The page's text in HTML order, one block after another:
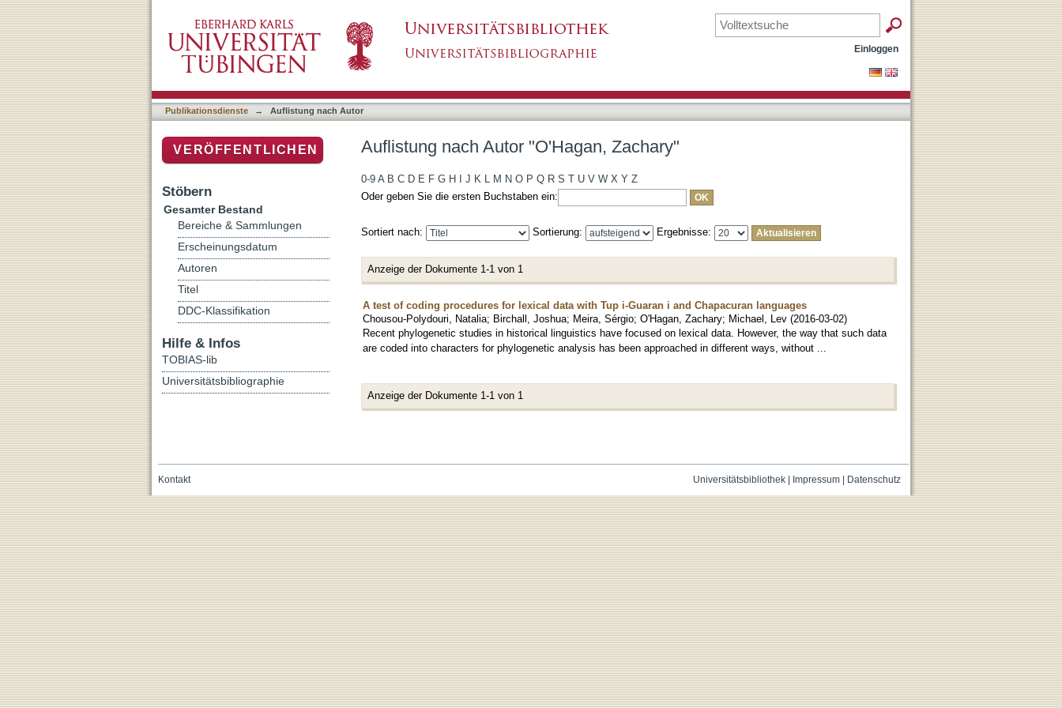
Einloggen
Publikationsdienste → Auflistung nach Autor
Auflistung nach Autor "O'Hagan, Zachary"
0-9 A B C D E F G H J K L M N O P Q R S T U V W X Y Z
Oder geben Sie die ersten Buchstaben ein:
Sortiert nach: Sortierung: Ergebnisse:
Anzeige der Dokumente 1-1 von 1
A test of coding procedures for lexical data with Tup i-Guaran i and Chapacuran languages
Chousou-Polydouri, Natalia; Birchall, Joshua; Meira, Sérgio; O'Hagan, Zachary; Michael, Lev (2016-03-02)
Recent phylogenetic studies in historical linguistics have focused on lexical data. However, the way that such data
are coded into characters for phylogenetic analysis has been approached in different ways, without ...
Anzeige der Dokumente 1-1 von 1
VERÖFFENTLICHEN
Stöbern
Gesamter Bestand
Bereiche & Sammlungen
Erscheinungsdatum
Autoren
Titel
DDC-Klassifikation
Hilfe & Infos
TOBIAS-lib
Universitätsbibliographie
Universitätsbibliothek| Impressum| Datenschutz
Kontakt